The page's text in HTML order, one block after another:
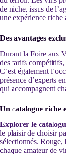
de niche, issus de
une expérience riche
Des avantages
Durant la Foire aux
des tarifs compétitifs,
C’est également
présence d’experts
qui accompagnent
Un catalogue riche
Explorer le
le plaisir de choisir
sélectionnés. Rouge,
chaque amateur de